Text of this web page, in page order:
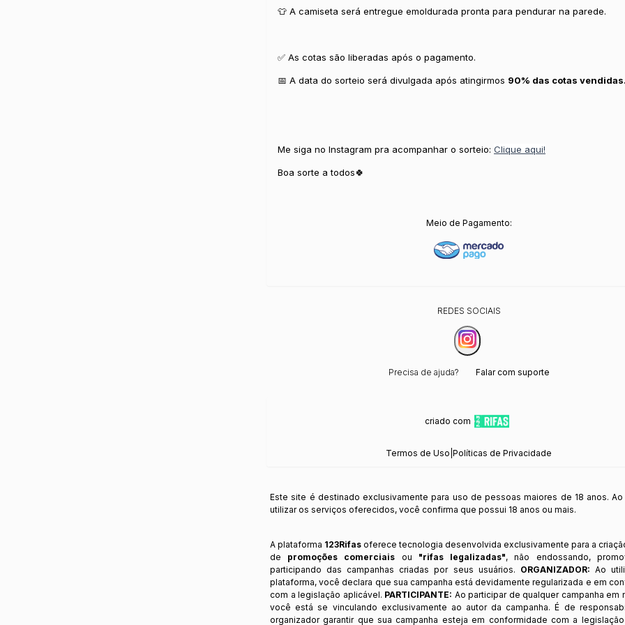
👕 A camiseta será entregue emoldurada pronta para pendurar na parede.
✅ As cotas são liberadas após o pagamento.
📅 A data do sorteio será divulgada após atingirmos 90% das cotas
Me siga no Instagram pra acompanhar o sorteio: Clique aqui!
Boa sorte a todos🍀
Meio de Pagamento:
REDES SOCIAIS
Precisa de ajuda? Falar com suporte
criado com
Termos de Uso Políticas de Privacidade
Este site é destinado exclusivamente para uso de pessoas maiores de 18 anos.
utilizar os serviços oferecidos, você confirma que possui 18 anos ou mais.
A plataforma 123Rifas oferece tecnologia desenvolvida exclusivamente para a
de promoções comerciais ou "rifas legalizadas", não endossando,
participando das campanhas criadas por seus usuários. ORGANIZADOR: Ao
plataforma, você declara que sua campanha está devidamente regularizada e em
com a legislação aplicável. PARTICIPANTE: Ao participar de qualquer campanha em
você está se vinculando exclusivamente ao autor da campanha. É de
organizador garantir que sua campanha esteja em conformidade com a